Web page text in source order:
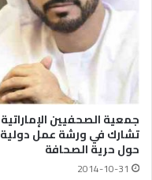
جمعية الصحفيين الإماراتية
تشارك في ورشة عمل دولية
حول حرية الصحافة
2014-10-31